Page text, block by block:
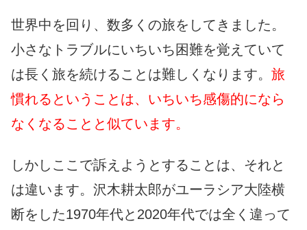
世界中を回り、数多くの旅をしてきました。
小さなトラブルにいちいち困難を覚えていて
は長く旅を続けることは難しくなります。 旅
慣れるということは、いちいち感傷的になら
なくなることと似ています。
しかしここで訴えようとすることは、それと
は違います。沢木耕太郎がユーラシア大陸横
断をした1970年代と2020年代では全く違って